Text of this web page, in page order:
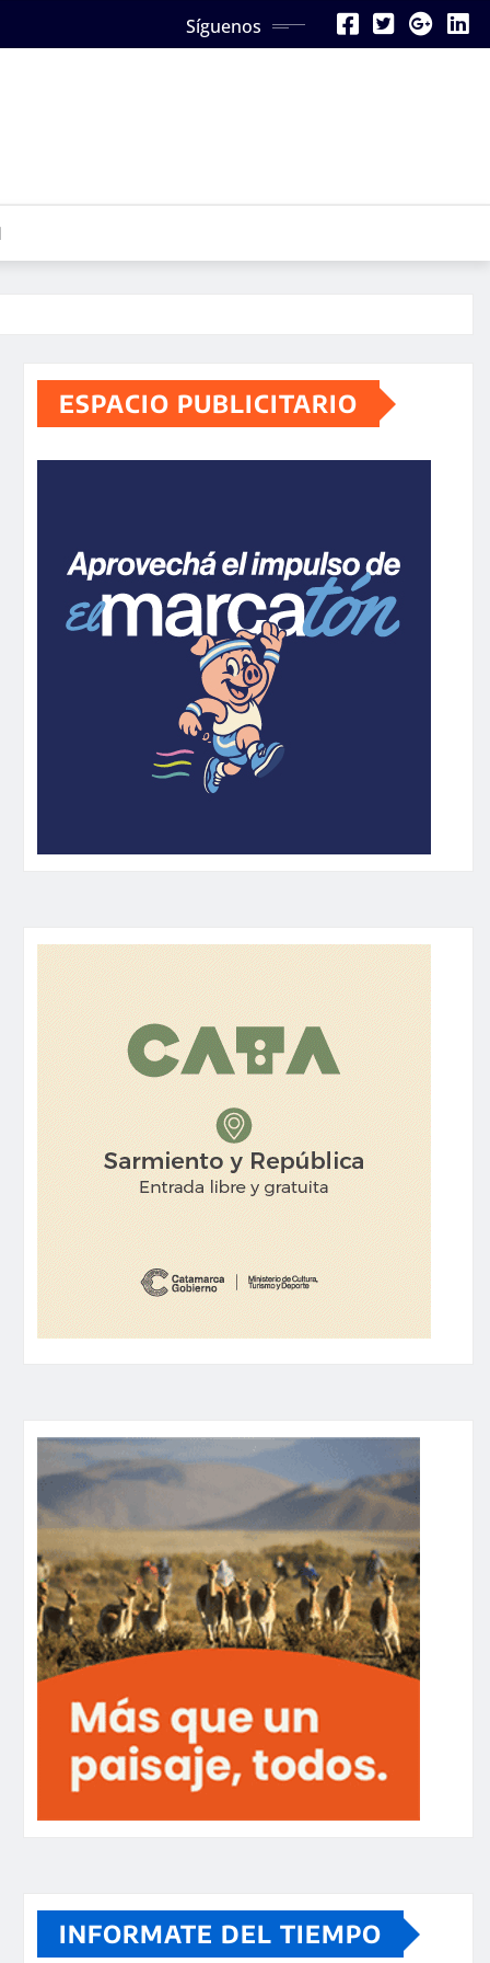
Síguenos
ESPACIO PUBLICITARIO
INFORMATE DEL TIEMPO